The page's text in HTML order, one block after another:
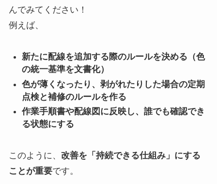
んでみてください！
例えば、
新たに配線を追加する際のルールを決める（色
の統一基準を文書化）
色が薄くなったり、剥がれたりした場合の定期
点検と補修のルールを作る
作業手順書や配線図に反映し、誰でも確認でき
る状態にする
このように、 改善を「持続できる仕組み」にする
ことが重要です。